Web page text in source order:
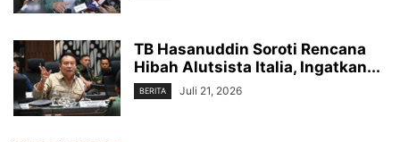
TB Hasanuddin Soroti Rencana
Hibah Alutsista Italia, Ingatkan...
BERITA Juli 21, 2026